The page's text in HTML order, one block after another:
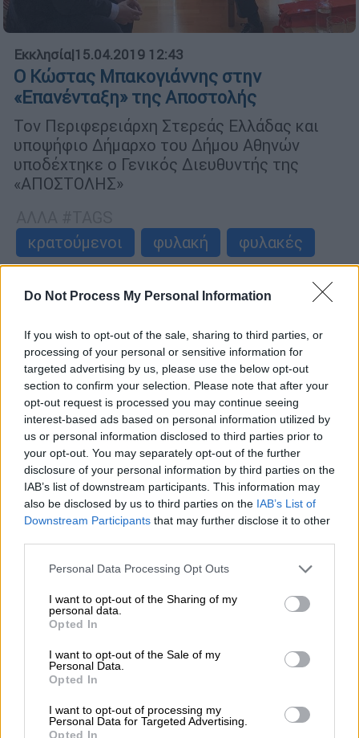
Do Not Process My Personal Information
If you wish to opt-out of the sale, sharing to third parties, or
processing of your personal or sensitive information for
targeted advertising by us, please use the below opt-out
section to confirm your selection. Please note that after your
opt-out request is processed you may continue seeing
interest-based ads based on personal information utilized by
us or personal information disclosed to third parties prior to
your opt-out. You may separately opt-out of the further
disclosure of your personal information by third parties on the
IAB’s list of downstream participants. This information may
also be disclosed by us to third parties on the IAB’s List of
Downstream Participants that may further disclose it to other
Please note that this website/app uses one or more Google
not limited to your visit or usage behaviour. You may click to
grant or deny consent to Google and its third-party tags to
use your data for below specified purposes in below Google
consent section.
Personal Data Processing Opt Outs
I want to opt-out of the Sharing of my
personal data.
Opted In
I want to opt-out of the Sale of my
Personal Data.
Opted In
I want to opt-out of processing my
Personal Data for Targeted Advertising.
Opted In
Εκκλησία|15.04.2019 12:43
Ο Κώστας Μπακογιάννης στην
«Επανένταξη» της Αποστολής
Τον Περιφερειάρχη Στερεάς Ελλάδας και
υποψήφιο Δήμαρχο του Δήμου Αθηνών
υποδέχτηκε ο Γενικός Διευθυντής της
«ΑΠΟΣΤΟΛΗΣ»
κρατούμενοι
φυλακή
φυλακές
ΔΗΜΟΦΙΛΗ ΣΤΟ TAG